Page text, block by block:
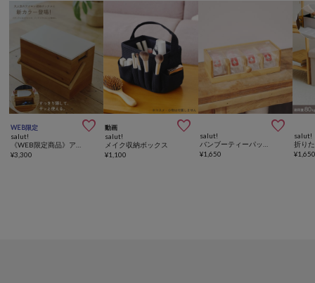
WEB限定 
salut!
¥3,300
動画 
salut!
メイク収納ボックス
¥1,100

salut!
¥1,650
salut!
¥